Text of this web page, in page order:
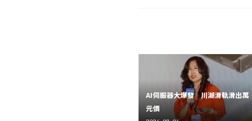
AI伺服器大爆發 川湖滑軌滑出萬
元價